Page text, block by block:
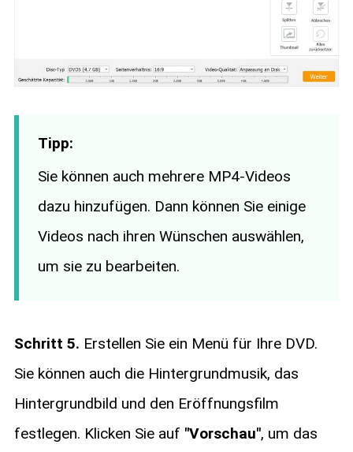
Tipp:
Sie können auch mehrere MP4-Videos
dazu hinzufügen. Dann können Sie einige
Videos nach ihren Wünschen auswählen,
um sie zu bearbeiten.
Schritt 5. Erstellen Sie ein Menü für Ihre DVD.
Sie können auch die Hintergrundmusik, das
Hintergrundbild und den Eröffnungsfilm
festlegen. Klicken Sie auf "Vorschau", um das